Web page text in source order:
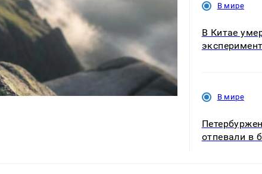
В мире
В Китае
В мире
отпевали в